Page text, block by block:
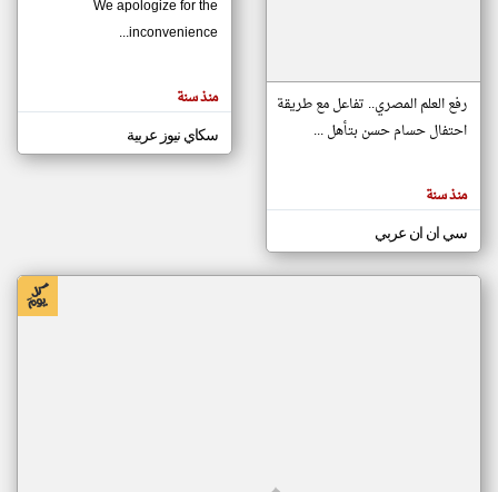
مصادر الأخبار من موريتانيا
اخبار موريتانيا على مدار الساعة
أهم اخبار موريتانيا العاجلة والمباشرة
المقالات
الموجوده
هنا عن
رفع العلم المصري.. تفاعل مع طريقة
احتفال حسام حسن بتأهل ...
منذ سنة
سي ان ان عربي
We apologize for the
inconvenience...
منذ سنة
سكاي نيوز عربية
klyoum.com